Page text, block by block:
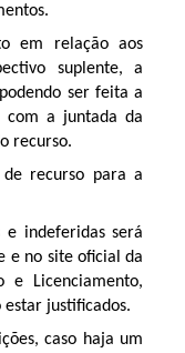
em relação aos
suplente, a
ser feita a
com a juntada da
recurso.
recurso para a
indeferidas será
e no site oficial da
e Licenciamento,
justificados.
caso haja um